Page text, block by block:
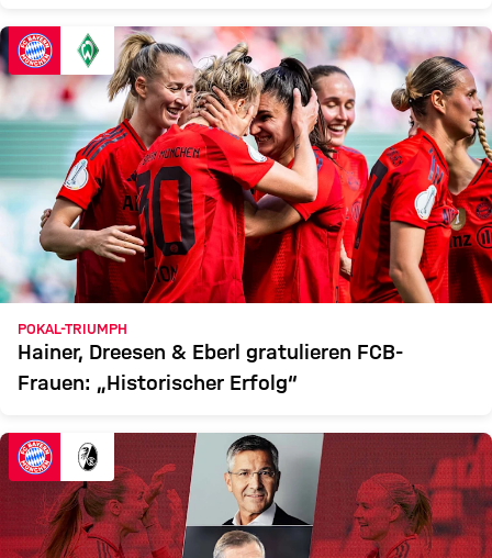
POKAL-TRIUMPH
Hainer, Dreesen & Eberl gratulieren FCB-
Frauen: „Historischer Erfolg“